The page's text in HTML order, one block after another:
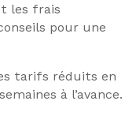
les frais
pour une
tarifs réduits en
à l’avance.